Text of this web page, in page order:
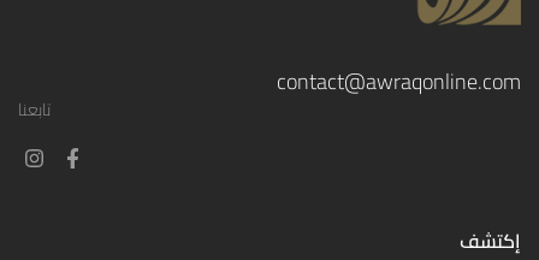
contact@awraqonline.com
تابعنا
إكتشف